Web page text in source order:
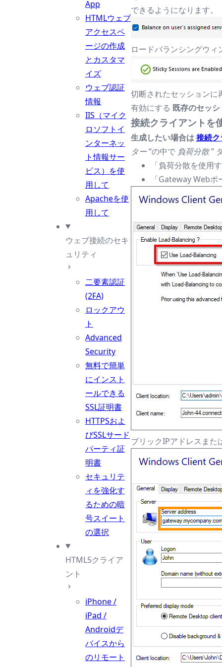
App
HTMLウェブ
アクセスペ
ージの作成
とカスタマ
イズ
ウェブ認証
情報
IIS（マイク
ロソフトイ
ンターネッ
ト情報サー
ビス）を使
用して
Apacheを使
用して
ウェブ接続のセキ
ュリティ
二要素認証
(2FA)
ロックアウ
ト
Advanced
Security
無料で簡単
にインスト
ールできる
SSL証明書
HTTPSおよ
びSSLサード
パーティ証
明書
セキュリテ
ィを強化す
るための暗
号スイート
の選択
HTML5クライア
ント
iPhone /
iPad /
Androidデ
バイスから
のリモート
できるようになります。
ロードバランシングウ
切断されたセッションに
有効にする 既存のセッ
接続クライアントを
生成したい場合は接続
ター“の中で 負荷分散”
「負荷分散を使用
「Gateway Web
ブリックIPアドレスまた